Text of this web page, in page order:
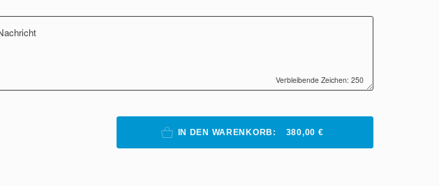
Verbleibende Zeichen: 250
IN DEN WARENKORB: 380,00 €